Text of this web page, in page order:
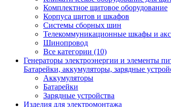
Комплектное щитовое оборудование
Корпуса щитов и шкафов
Системы сборных шин
Телекоммуникационные шкафы и
Шинопровод
Все категории (10)
Генераторы электроэнергии и элементы
Батарейки, аккумуляторы, зарядные
Аккумуляторы
Батарейки
Зарядные устройства
Изделия для электромонтажа